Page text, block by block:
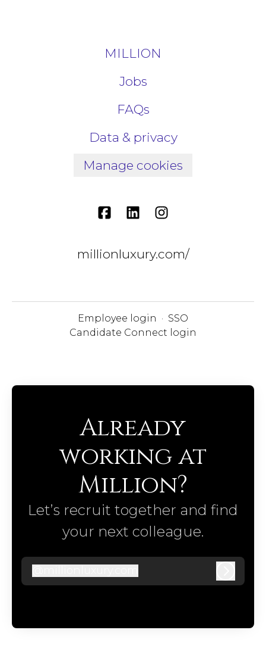
MILLION
Jobs
FAQs
Data & privacy
Manage cookies
millionluxury.com/
Employee login · SSO
Candidate Connect login
Already
working at
Million?
Let’s recruit together and find
your next colleague.
millionluxury.com